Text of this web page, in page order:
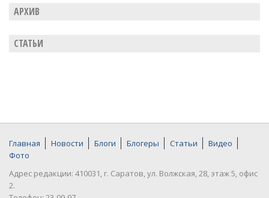
АРХИВ
СТАТЬИ
Главная Новости Блоги Блогеры Статьи
Видео
Фото
Адрес редакции: 410031, г. Саратов, ул. Волжская, 28, этаж 5, офис
2.